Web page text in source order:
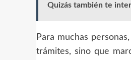
Quizás también te
Para muchas
trámites, sino que